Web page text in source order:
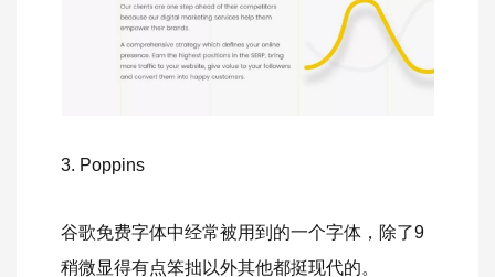
3. Poppins
谷歌免费字体中经常被用到的一个字体，除了9
稍微显得有点笨拙以外其他都挺现代的。